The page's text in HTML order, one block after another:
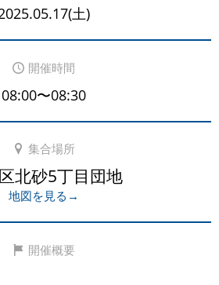
土)
開催時間
08:00〜08:30
集合場所
北砂5丁目団地
地図を見る→
開催概要